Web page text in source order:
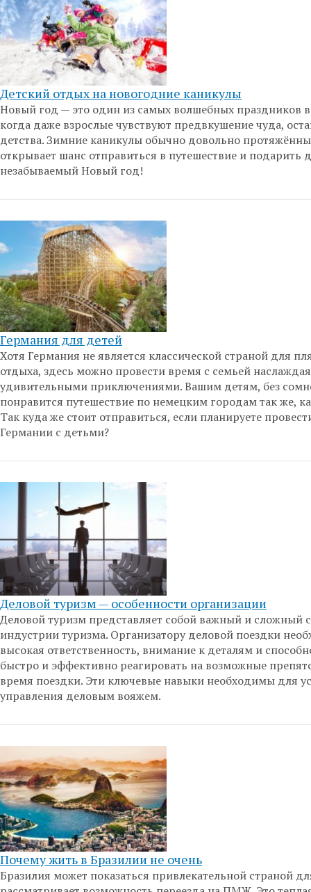
Детский отдых на новогодние каникулы
Новый год — это один из самых волшебных праздников
когда даже взрослые чувствуют предвкушение чуда,
детства. Зимние каникулы обычно довольно
открывает шанс отправиться в путешествие и подарить
незабываемый Новый год!
Германия для детей
Хотя Германия не является классической страной для
отдыха, здесь можно провести время с семьей
удивительными приключениями. Вашим детям, без
понравится путешествие по немецким городам так же,
Так куда же стоит отправиться, если планируете
Германии с детьми?
Деловой туризм — особенности организации
Деловой туризм представляет собой важный и сложный
индустрии туризма. Организатору деловой поездки
высокая ответственность, внимание к деталям и
быстро и эффективно реагировать на возможные
время поездки. Эти ключевые навыки необходимы для
управления деловым вояжем.
Почему жить в Бразилии не очень
Бразилия может показаться привлекательной страной